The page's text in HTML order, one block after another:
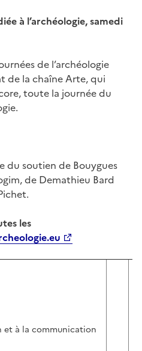
à l’archéologie, samedi
de l’archéologie
de la chaîne Arte, qui
toute la journée du
du soutien de Bouygues
de Demathieu Bard
les
et à la communication